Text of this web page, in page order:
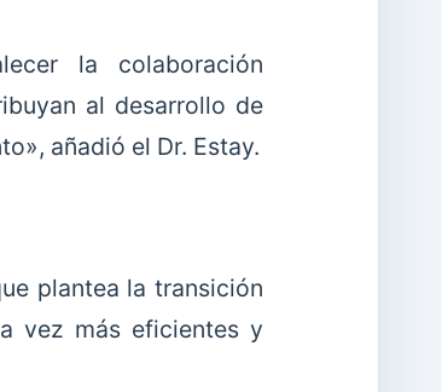
la colaboración
al desarrollo de
añadió el Dr. Estay.
plantea la transición
vez más eficientes y